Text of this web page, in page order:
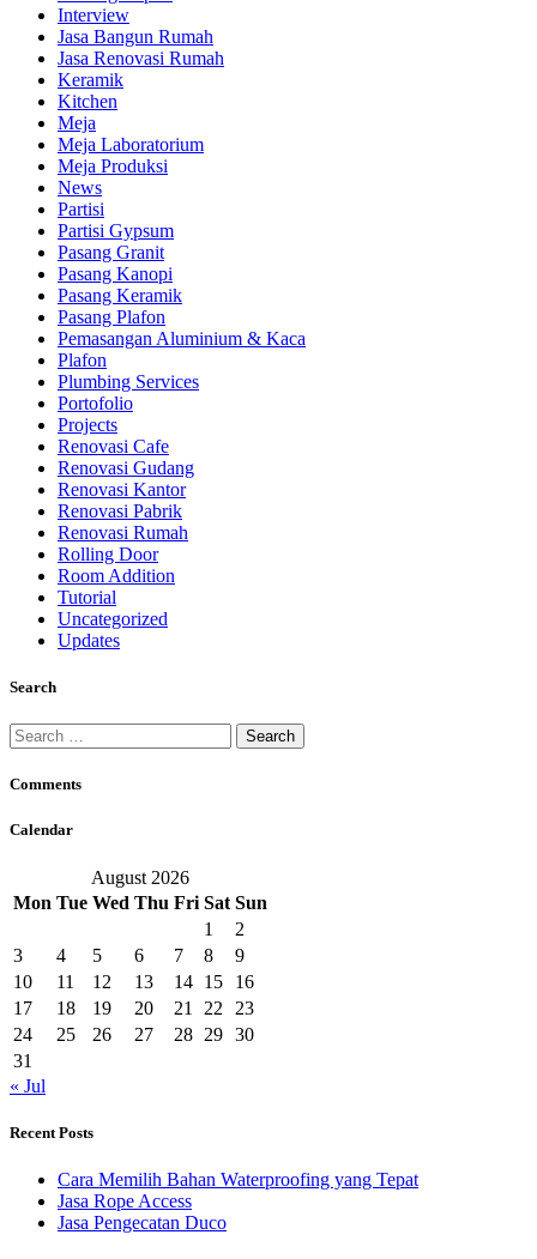
Interview
Jasa Bangun Rumah
Jasa Renovasi Rumah
Keramik
Kitchen
Meja
Meja Laboratorium
Meja Produksi
News
Partisi
Partisi Gypsum
Pasang Granit
Pasang Kanopi
Pasang Keramik
Pasang Plafon
Pemasangan Aluminium & Kaca
Plafon
Plumbing Services
Portofolio
Projects
Renovasi Cafe
Renovasi Gudang
Renovasi Kantor
Renovasi Pabrik
Renovasi Rumah
Rolling Door
Room Addition
Tutorial
Uncategorized
Updates
Search
Search
for:
Comments
Calendar
August 2026
Mon Tue Wed Thu Fri Sat Sun
1
2
3
4 5 6 7 8
9
10
11 12 13 14 15
16
17
18 19 20 21 22
23
24
25 26 27 28 29 30
31
« Jul
Recent Posts
Cara Memilih Bahan Waterproofing yang Tepat
Jasa Rope Access
Jasa Pengecatan Duco